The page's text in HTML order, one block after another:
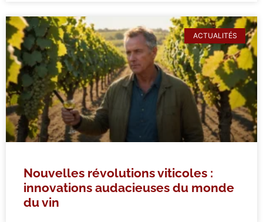
ACTUALITÉS
Nouvelles révolutions viticoles :
innovations audacieuses du monde
du vin